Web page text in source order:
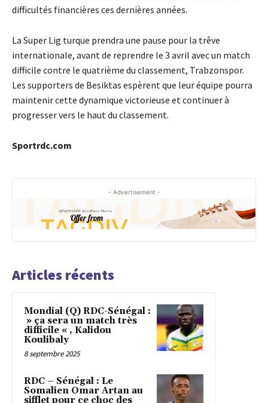
difficultés financières ces dernières années.
La Super Lig turque prendra une pause pour la trêve
internationale, avant de reprendre le 3 avril avec un match
difficile contre le quatrième du classement, Trabzonspor.
Les supporters de Besiktas espèrent que leur équipe pourra
maintenir cette dynamique victorieuse et continuer à
progresser vers le haut du classement.
Sportrdc.com
- Advertisement -
Articles récents
Mondial (Q) RDC-Sénégal :
» ça sera un match très
difficile « , Kalidou
Koulibaly
8 septembre 2025
RDC – Sénégal : Le
Somalien Omar Artan au
sifflet pour ce choc des